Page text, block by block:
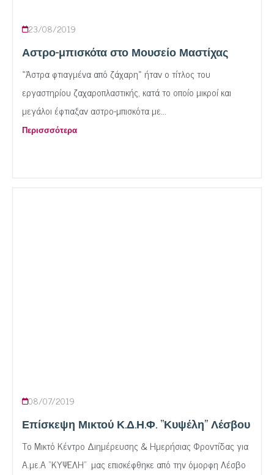
23/08/2019
Αστρο-μπισκότα στο Μουσείο Μαστίχας
«Άστρα φτιαγμένα από ζάχαρη» ήταν ο τίτλος του
εργαστηρίου ζαχαροπλαστικής, κατά το οποίο μικροί και
μεγάλοι έφτιαξαν αστρο-μπισκότα με...
Περισσσότερα
08/07/2019
Επίσκεψη Μικτού Κ.Δ.Η.Φ. “Κυψέλη” Λέσβου
Το Μικτό Κέντρο Διημέρευσης & Ημερήσιας Φροντίδας για
Α.με.Α “ΚΥΨΕΛΗ” μας επισκέφθηκε από την όμορφη Λέσβο